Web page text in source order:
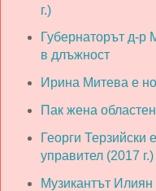
г.)
Губернаторът д-р
в длъжност
Ирина Митева е
Пак жена
Георги Терзийски
управител (2017 г.)
Музикантът